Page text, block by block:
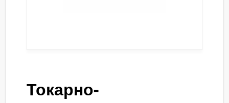
Токарно-